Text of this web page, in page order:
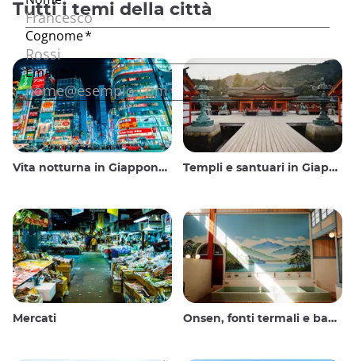
Tutti i temi della città
Vita notturna in Giappone: uscire, vedere e bere Templi e santuari in Giappone
Mercati Onsen, fonti termali e bagni pubblici